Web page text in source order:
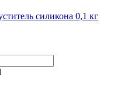
силикона 0,1 кг